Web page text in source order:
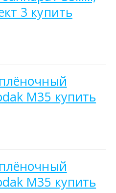
3 купить
M35 купить
M35 купить